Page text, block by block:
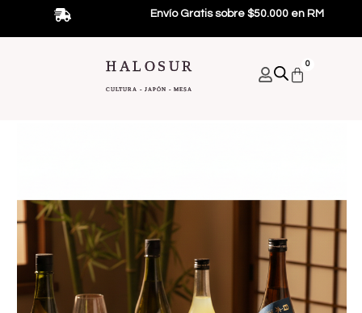
Envío Gratis sobre $50.000 en RM
HALOSUR
CULTURA - JAPÓN - MESA
0
Carrito